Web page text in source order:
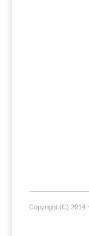
Copyright (C) 2014